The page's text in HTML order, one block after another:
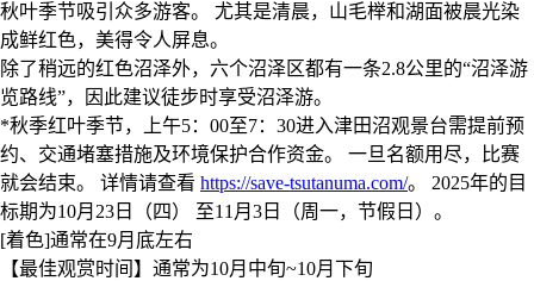
秋叶季节吸引众多游客。 尤其是清晨，山毛榉和湖面被晨光染
成鲜红色，美得令人屏息。
除了稍远的红色沼泽外，六个沼泽区都有一条2.8公里的“沼泽游
览路线”，因此建议徒步时享受沼泽游。
*秋季红叶季节，上午5：00至7：30进入津田沼观景台需提前预
约、交通堵塞措施及环境保护合作资金。 一旦名额用尽，比赛
就会结束。 详情请查看 https://save-tsutanuma.com/。 2025年的目
标期为10月23日（四） 至11月3日（周一，节假日）。
[着色]通常在9月底左右
【最佳观赏时间】通常为10月中旬~10月下旬